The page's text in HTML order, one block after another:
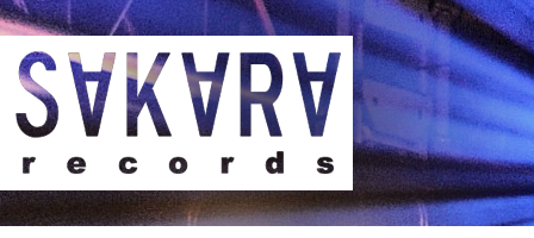
Sakara Records